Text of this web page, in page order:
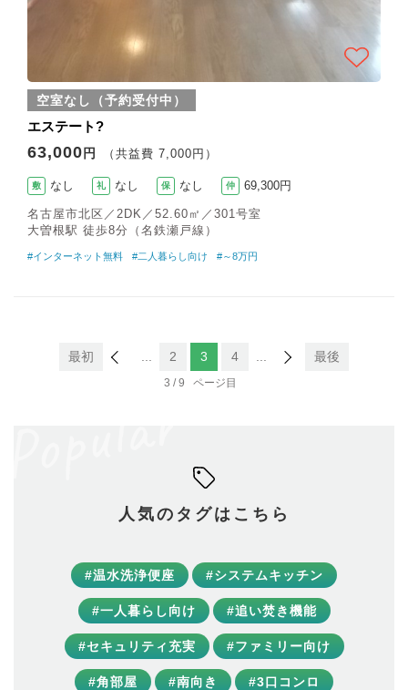
空室なし（予約受付中）
エステート?
63,000 円 （共益費 7,000円）
敷 なし 礼 なし 保 なし 仲 69,300円
名古屋市北区／2DK／52.60㎡／301号室
大曽根駅 徒歩8分（名鉄瀬戸線）
#インターネット無料 #二人暮らし向け #～8万円
3 / 9
最初 2 3 4 最後
人気のタグはこちら
#温水洗浄便座 #システムキッチン
#一人暮らし向け #追い焚き機能
#セキュリティ充実 #ファミリー向け
#角部屋 #南向き #3口コンロ